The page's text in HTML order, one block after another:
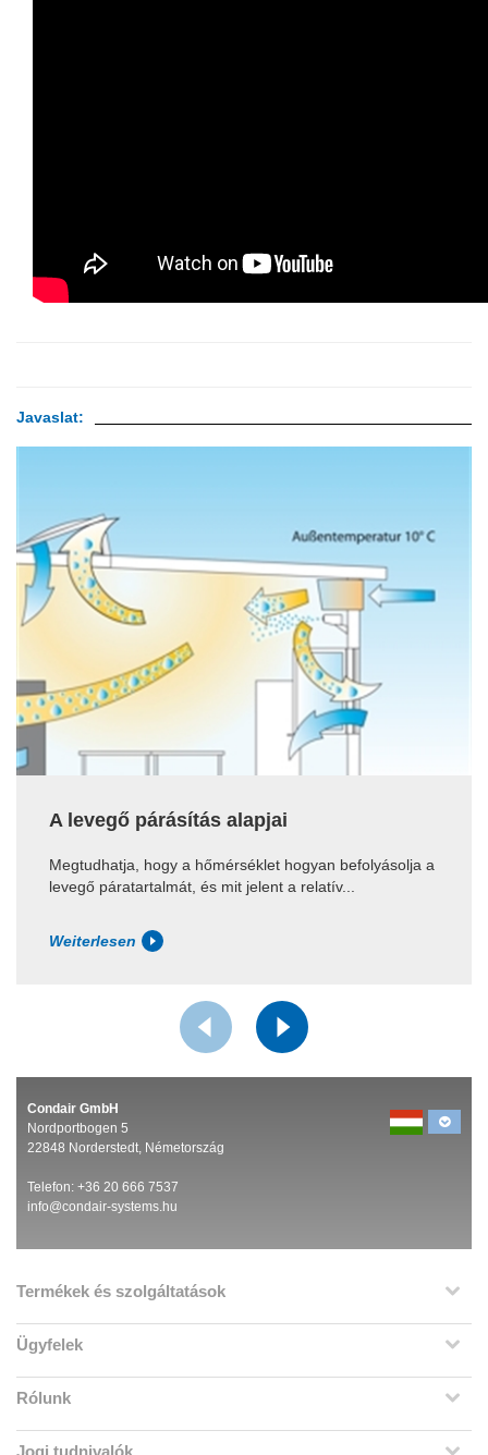
Javaslat:
A levegő párásítás alapjai
Megtudhatja, hogy a hőmérséklet hogyan befolyásolja a
levegő páratartalmát, és mit jelent a relatív...
Weiterlesen
Condair GmbH
Nordportbogen 5
22848 Norderstedt, Németország
Telefon: +36 20 666 7537
info@condair-systems.hu
Termékek és szolgáltatások
Ügyfelek
Rólunk